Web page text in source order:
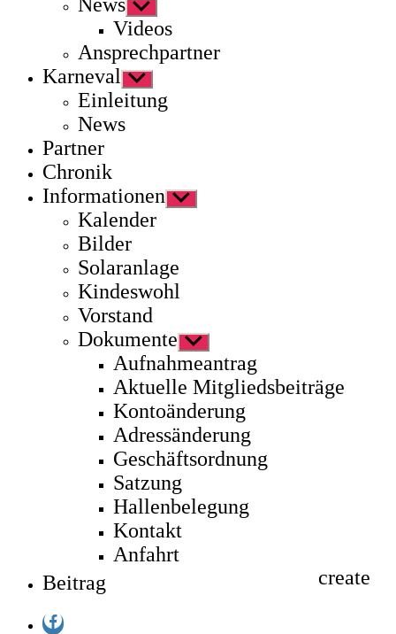
Untermenü
anzeigen
Videos
Ansprechpartner
Karneval
Untermenü
anzeigen
Einleitung
News
Partner
Chronik
Informationen Untermenü
anzeigen
Kalender
Bilder
Solaranlage
Kindeswohl
Vorstand
Dokumente Untermenü
anzeigen
Aufnahmeantrag
Aktuelle Mitgliedsbeiträge
Kontoänderung
Adressänderung
Geschäftsordnung
Satzung
Hallenbelegung
Kontakt
Anfahrt
Beitrag
create
Facebook